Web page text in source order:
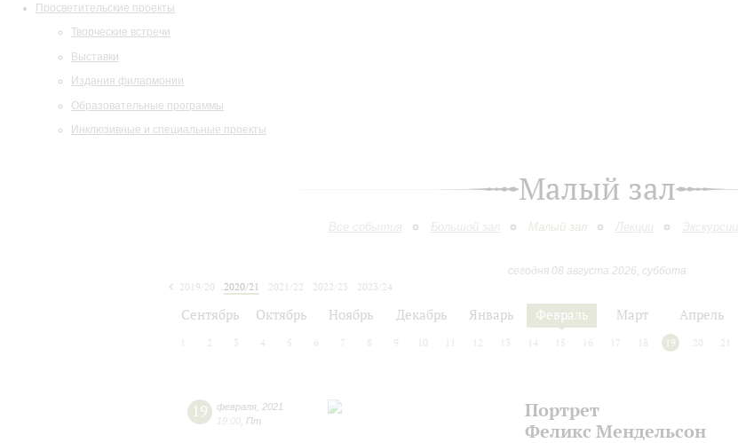
Просветительские проекты
Творческие встречи
Выставки
Издания филармонии
Образовательные программы
Инклюзивные и специальные проекты
Малый зал
Все события Большой зал Малый зал Лекции Экскурсии
сегодня 08 августа 2026, суббота
2019/20
2020/21 2021/22 2022/23
2023/24
Сентябрь Октябрь Ноябрь Декабрь Январь Февраль Март Апрель
2 3 4 5 6 7 8 9 10 12 13 14 15 16 17 18 19 20 21
19 февраля 2021
19:00 Пт
Портрет
Феликс Мендельсон